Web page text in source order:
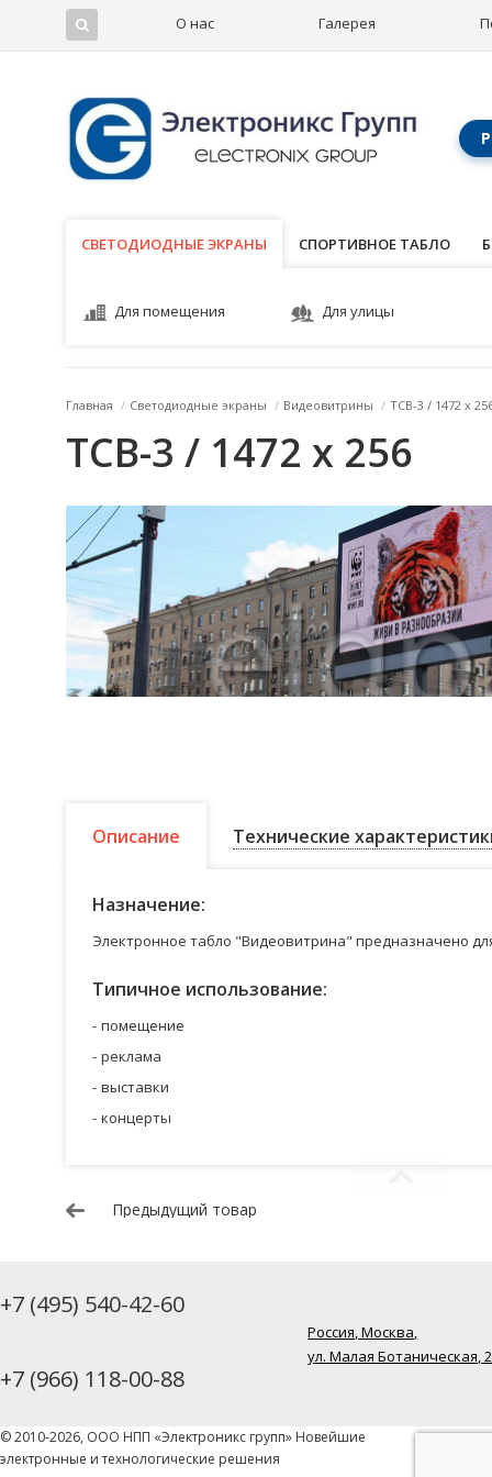
О нас Галерея
СВЕТОДИОДНЫЕ ЭКРАНЫ
СВЕТОДИОДНЫЕ ЭКРАНЫ СПОРТИВНОЕ ТАБЛО
Для помещения Для улицы
Главная / Светодиодные экраны / Видеовитрины / ТСВ-3 / 1472 x
ТСВ-3 / 1472 x 256
Описание Технические
Назначение:
Электронное табло "Видеовитрина" предназначено
Типичное использование:
помещение
реклама
выставки
концерты
Предыдущий товар
+7 (495) 540-42-60
+7 (966) 118-00-88
Россия, Москва,
ул. Малая Ботаническая,
© 2010-2026, ООО НПП «Электроникс групп» Новейшие
электронные и технологические решения